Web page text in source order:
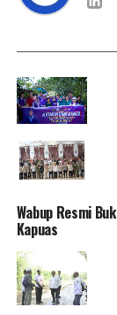
Wabup Resmi
Kapuas